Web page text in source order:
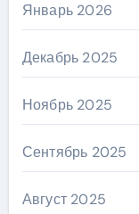
Январь 2026
Декабрь 2025
Ноябрь 2025
Сентябрь 2025
Август 2025